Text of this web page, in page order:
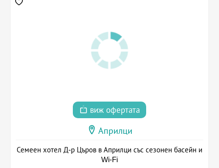
виж офертата
Априлци
Семеен хотел Д-р Църов в Априлци със сезонен басейн и
Wi-Fi